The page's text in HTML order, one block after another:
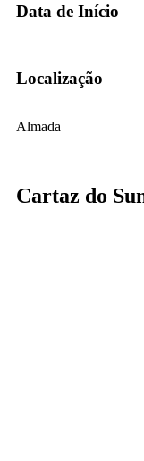
Data de Início
Localização
Almada
Cartaz do